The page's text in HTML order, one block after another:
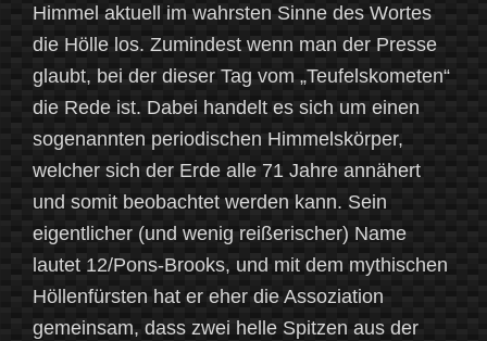
Himmel aktuell im wahrsten Sinne des Wortes
die Hölle los. Zumindest wenn man der Presse
glaubt, bei der dieser Tag vom „Teufelskometen“
die Rede ist. Dabei handelt es sich um einen
sogenannten periodischen Himmelskörper,
welcher sich der Erde alle 71 Jahre annähert
und somit beobachtet werden kann. Sein
eigentlicher (und wenig reißerischer) Name
lautet 12/Pons-Brooks, und mit dem mythischen
Höllenfürsten hat er eher die Assoziation
gemeinsam, dass zwei helle Spitzen aus der